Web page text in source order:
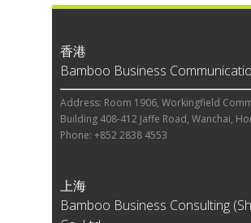
香港
Bamboo Business
Address: Room 1906, Workingfield
Building 408-412 Jaffe Road, Wanchai,
Phone: +852 2838 4553
上海
Bamboo Business Consulting